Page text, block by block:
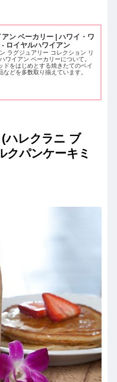
ン ベーカリー | ハワイ・ワ
ロイヤルハワイアン
ラグジュアリー コレクション リ
ワイアン ベーカリーについて。
ドをはじめとする焼きたてのペイ
などを多数取り揃えています。
レクラニ ブ
クパンケーキミ